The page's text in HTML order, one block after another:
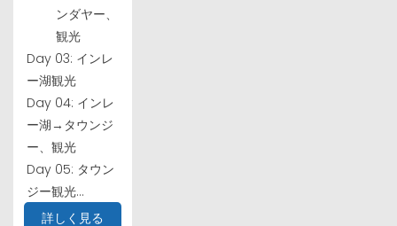
ンダヤー、
観光
Day 03: インレ
ー湖観光
Day 04: インレ
ー湖→タウンジ
ー、観光
Day 05: タウン
ジー観光...
詳しく見る